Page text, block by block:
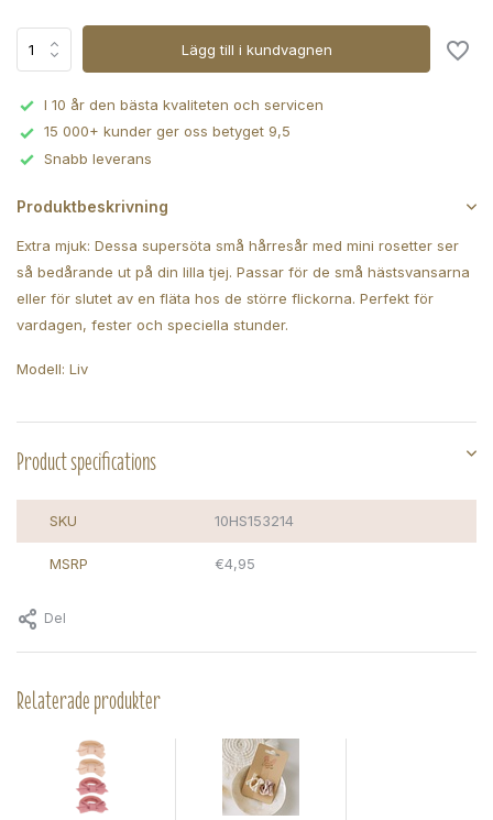
Lägg till i kundvagnen
I 10 år den bästa kvaliteten och servicen
15 000+ kunder ger oss betyget 9,5
Snabb leverans
Produktbeskrivning
Extra mjuk: Dessa supersöta små hårresår med mini rosetter ser
så bedårande ut på din lilla tjej. Passar för de små hästsvansarna
eller för slutet av en fläta hos de större flickorna. Perfekt för
vardagen, fester och speciella stunder.
Modell: Liv
Product specifications
SKU 10HS153214
MSRP €4,95
Del
Relaterade produkter